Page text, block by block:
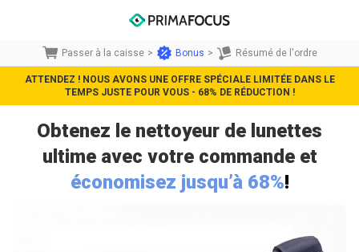
Passer à la caisse > Bonus > Résumé de l'ordre
ATTENDEZ ! NOUS AVONS UNE OFFRE SPÉCIALE LIMITÉE DANS LE
TEMPS JUSTE POUR VOUS - 68% DE RÉDUCTION !
Obtenez le nettoyeur de lunettes
ultime avec votre commande et
économisez jusqu’à 68%!